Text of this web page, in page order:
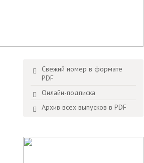
Свежий номер в формате
PDF
Онлайн-подписка
Архив всех выпусков в PDF